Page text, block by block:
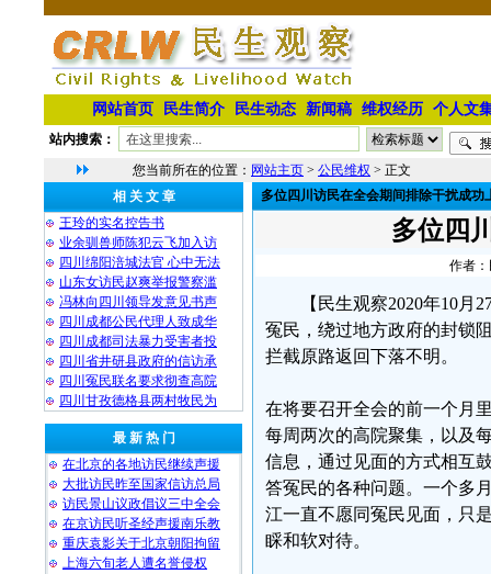
网站首页 民生简介 民生动态 新闻稿 维权经历 个人文
站内搜索：
您当前所在的位置： 网站主页 > 公民维权 > 正文
相 关 文 章
王玲的实名控告书
业余驯兽师陈犯云飞加入访
四川绵阳涪城法官 心中无法
山东女访民赵爽举报警察滥
冯林向四川领导发意见书声
四川成都公民代理人致成华
四川成都司法暴力受害者投
四川省井研县政府的信访承
四川冤民联名要求彻查高院
四川甘孜德格县两村牧民为
最 新 热 门
在北京的各地访民继续声援
大批访民昨至国家信访总局
访民景山议政倡议三中全会
在京访民听圣经声援南乐教
重庆袁影关于北京朝阳拘留
上海六旬老人遭名誉侵权
多位四川访民在全会期间排除干扰成功
多位四
作者：
【民生观察2020年10
冤民，绕过地方政府的封锁
拦截原路返回下落不明。
在将要召开全会的前一个月
每周两次的高院聚集，以及
信息，通过见面的方式相互
答冤民的各种问题。一个多
江一直不愿同冤民见面，只
睬和软对待。